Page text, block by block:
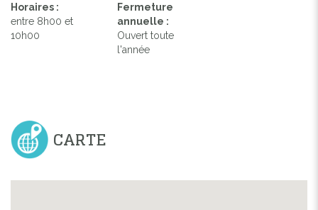
Horaires :
entre 8h00 et
10h00
Fermeture
annuelle :
Ouvert toute
l'année
CARTE